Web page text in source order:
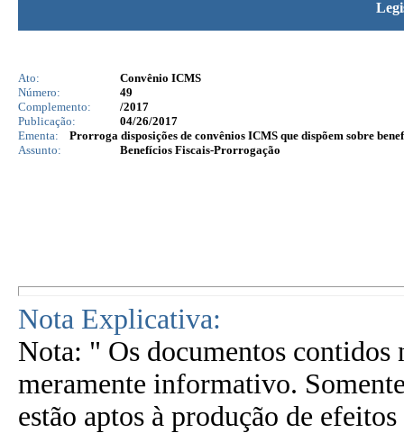
Ato:
Convênio ICMS
Número:
49
Complemento:
/2017
Publicação:
04/26/2017
Ementa:
Prorroga disposições de convênios ICMS que dispõem sobre
Assunto:
Benefícios Fiscais-Prorrogação
Nota Explicativa:
Nota: " Os documentos contidos
meramente informativo.
estão aptos à produção de